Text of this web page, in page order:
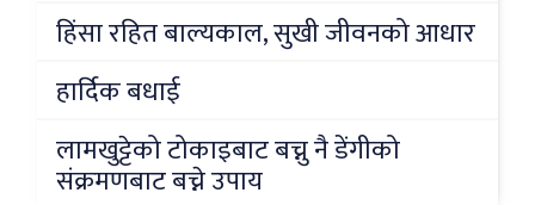
हिंसा रहित बाल्यकाल, सुखी जीवनको आधार
हार्दिक बधाई
लामखुट्टेको टोकाइबाट बच्नु नै डेंगीको
संक्रमणबाट बच्ने उपाय